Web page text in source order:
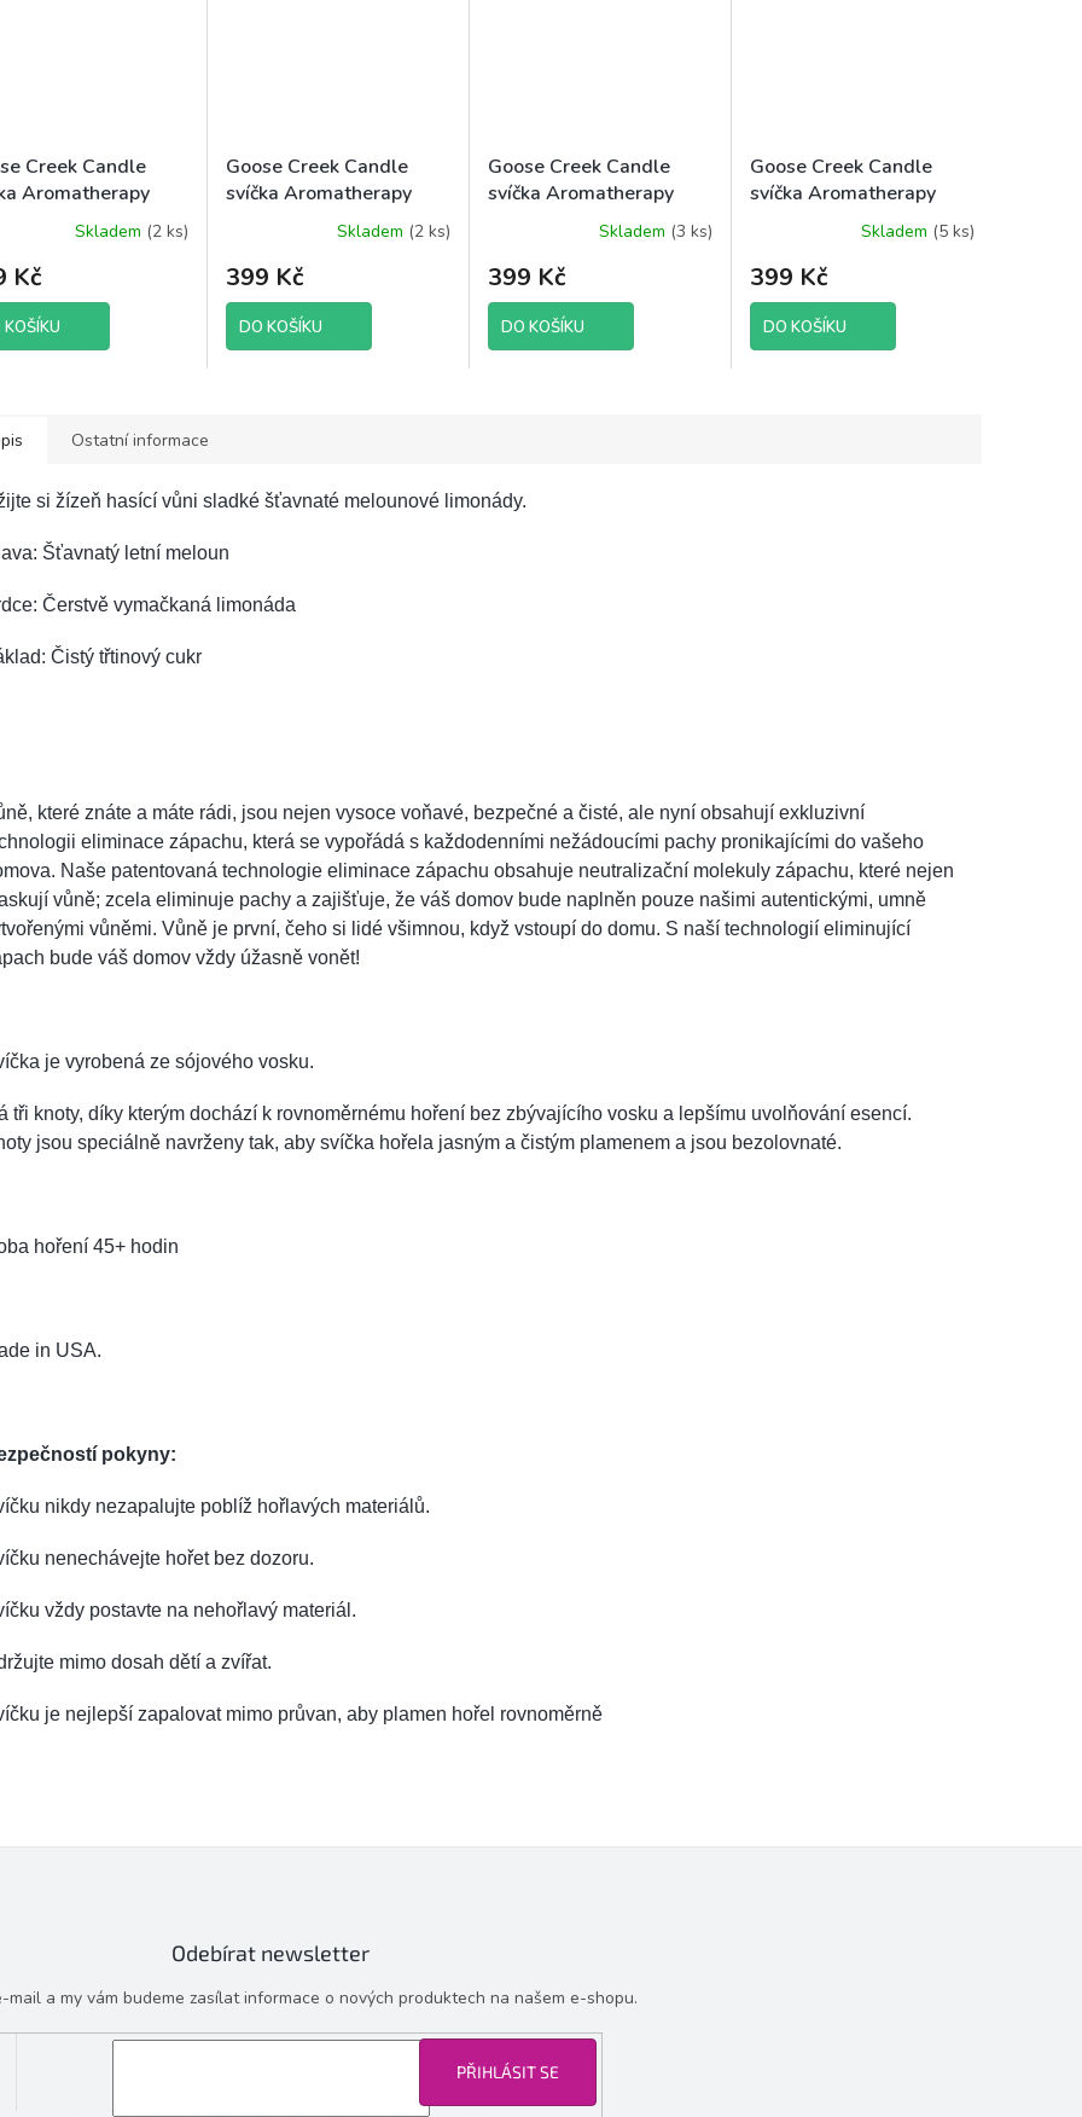
Creek Candle
Aromatherapy
& Chamomile,
Skladem (2 ks)
Kč
Goose Creek Candle
svíčka Aromatherapy
Fresh Air & Sea Salt,
Skladem (2 ks)
399 Kč
DO KOŠÍKU
Goose Creek Candle
svíčka Aromatherapy
Lavender Sugar, 411 g
produktu
je
5,0
z
Skladem (3 ks)
399 Kč
DO KOŠÍKU
Goose Creek Candle
svíčka Aromatherapy
Tranquil Rainforest, 411
Skladem (5 ks)
399 Kč
DO KOŠÍKU
Ostatní informace
si žízeň hasící vůni sladké šťavnaté melounové limonády.
Šťavnatý letní meloun
Čerstvě vymačkaná limonáda
Čistý třtinový cukr
které znáte a máte rádi, jsou nejen vysoce voňavé, bezpečné a čisté, ale nyní obsahují exkluzivní
eliminace zápachu, která se vypořádá s každodenními nežádoucími pachy pronikajícími do vašeho
Naše patentovaná technologie eliminace zápachu obsahuje neutralizační molekuly zápachu, které nejen
vůně; zcela eliminuje pachy a zajišťuje, že váš domov bude naplněn pouze našimi autentickými, umně
vůněmi. Vůně je první, čeho si lidé všimnou, když vstoupí do domu. S naší technologií eliminující
bude váš domov vždy úžasně vonět!
je vyrobená ze sójového vosku.
tři knoty, díky kterým dochází k rovnoměrnému hoření bez zbývajícího vosku a lepšímu uvolňování esencí.
jsou speciálně navrženy tak, aby svíčka hořela jasným a čistým plamenem a jsou bezolovnaté.
hoření 45+ hodin
in USA.
pokyny:
nikdy nezapalujte poblíž hořlavých materiálů.
nenechávejte hořet bez dozoru.
vždy postavte na nehořlavý materiál.
mimo dosah dětí a zvířat.
je nejlepší zapalovat mimo průvan, aby plamen hořel rovnoměrně
Odebírat newsletter
mail a my vám budeme zasílat informace o nových produktech na našem e-shopu.
PŘIHLÁSIT SE